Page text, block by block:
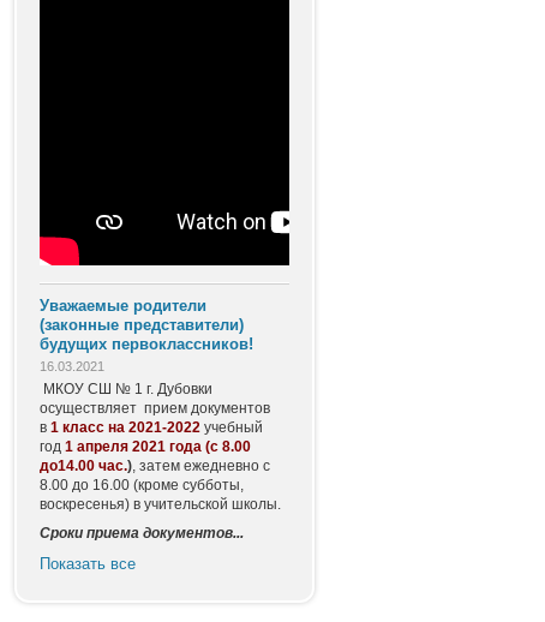
Уважаемые родители
(законные представители)
будущих первоклассников!
16.03.2021
МКОУ СШ № 1 г. Дубовки
осуществляет прием документов
в 1 класс на 2021-2022 учебный
год 1 апреля 2021 года (с 8.00
до14.00 час.), затем ежедневно с
8.00 до 16.00 (кроме субботы,
воскресенья) в учительской школы.
Сроки приема документов...
Показать все